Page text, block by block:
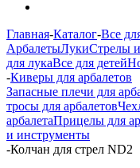
Главная-Каталог-Все
АрбалетыЛукиСтрелы
для лукаВсе для детей
-Киверы для арбалетов
Запасные плечи для
тросы для арбалетов
арбалетаПрицелы для
и инструменты
-Колчан для стрел ND2